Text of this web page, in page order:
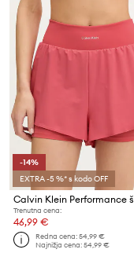
-14%
EXTRA -5 %* s kodo OFF
Trenutna cena:
46,99 €
Redna cena:54,99 €
Najnižja cena:54,99 €